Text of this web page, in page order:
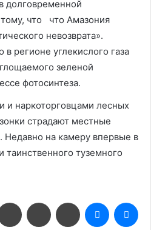
долговременной
что что Амазония
невозврата».
регионе углекислого газа
зеленой
фотосинтеза.
и наркоторговцами лесных
страдают местные
Недавно на камеру впервые в
таинственного туземного
Reddit ВконтактеОдноклассники
Messenger